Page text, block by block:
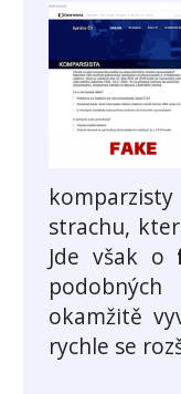
strachu,
Jde však o
okamžitě
rychle se